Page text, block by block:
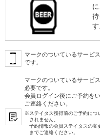
す
マークのついているサービ
です。
マークのついているサービ
必要です。
会員ログイン後にご予約を
ご連絡ください。
※ステイタス獲得前のご予約につ
されません。
予約情報の会員ステイタスの変
までご連絡ください。